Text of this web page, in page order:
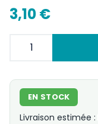
3,10 €
EN STOCK
Livraison estimée :